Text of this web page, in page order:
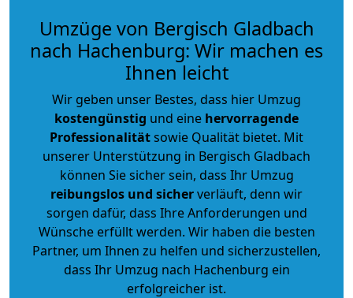
Umzüge von Bergisch Gladbach
nach Hachenburg: Wir machen es
Ihnen leicht
Wir geben unser Bestes, dass hier Umzug
kostengünstig und eine hervorragende
Professionalitätsowie Qualität bietet. Mit
unserer Unterstützung in Bergisch Gladbach
können Sie sicher sein, dass Ihr Umzug
reibungslos und sicherverläuft, denn wir
sorgen dafür, dass Ihre Anforderungen und
Wünsche erfüllt werden. Wir haben die besten
Partner, um Ihnen zu helfen und sicherzustellen,
dass Ihr Umzug nach Hachenburg ein
erfolgreicher ist.